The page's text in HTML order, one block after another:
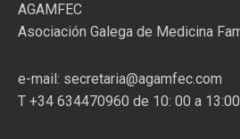
AGAMFEC
Asociación Galega de Medicina
e-mail: secretaria@agamfec.com
T +34 634470960 de 10: 00 a